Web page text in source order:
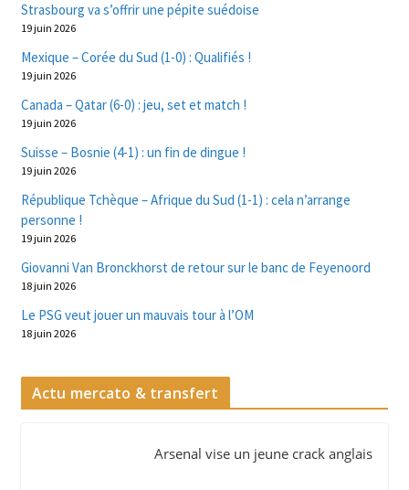
Strasbourg va s’offrir une pépite suédoise
19 juin 2026
Mexique – Corée du Sud (1-0) : Qualifiés !
19 juin 2026
Canada – Qatar (6-0) : jeu, set et match !
19 juin 2026
Suisse – Bosnie (4-1) : un fin de dingue !
19 juin 2026
République Tchèque – Afrique du Sud (1-1) : cela n’arrange
personne !
19 juin 2026
Giovanni Van Bronckhorst de retour sur le banc de Feyenoord
18 juin 2026
Le PSG veut jouer un mauvais tour à l’OM
18 juin 2026
Actu mercato & transfert
Arsenal vise un jeune crack anglais